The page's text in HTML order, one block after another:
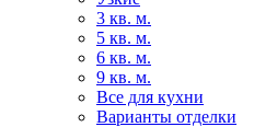
3 кв. м.
5 кв. м.
6 кв. м.
9 кв. м.
Все для кухни
Варианты отделки